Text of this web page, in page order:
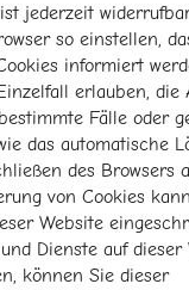
jederzeit
so einstellen,
informiert
erlauben, die
Fälle oder
das automatische
des Browsers
von Cookies
Website
Dienste auf dieser
können Sie dieser